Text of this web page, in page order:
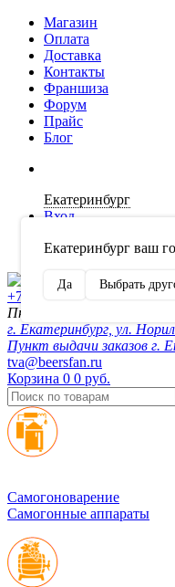
Магазин
Оплата
Доставка
Контакты
Франшиза
Форум
Прайс
Блог
Екатеринбург
Екатеринбург ваш
Да Выбрать
Вход
Регистрация
+7 (902) 872-54-70
Пн-Пт 10:00-20:00, сб-вск
г. Екатеринбург, ул.
Пункт выдачи заказов г.
tva@beersfan.ru
Корзина 0 0 руб.
Cамогоноварение
Самогонные аппараты